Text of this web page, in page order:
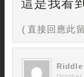
這是我看
( 直接回應此
Riddle